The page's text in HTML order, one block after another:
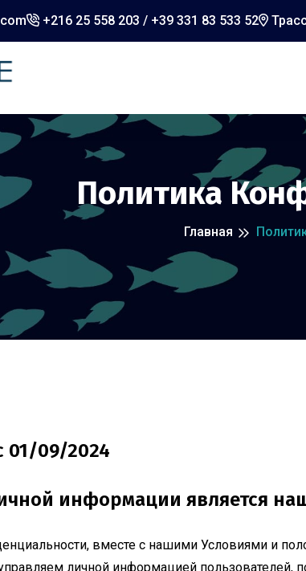
+216 25 558 203 / +39 331 83 533 52
Политика
Главная
01/09/2024
информации является
вместе с нашими Условиями и
личной информацией